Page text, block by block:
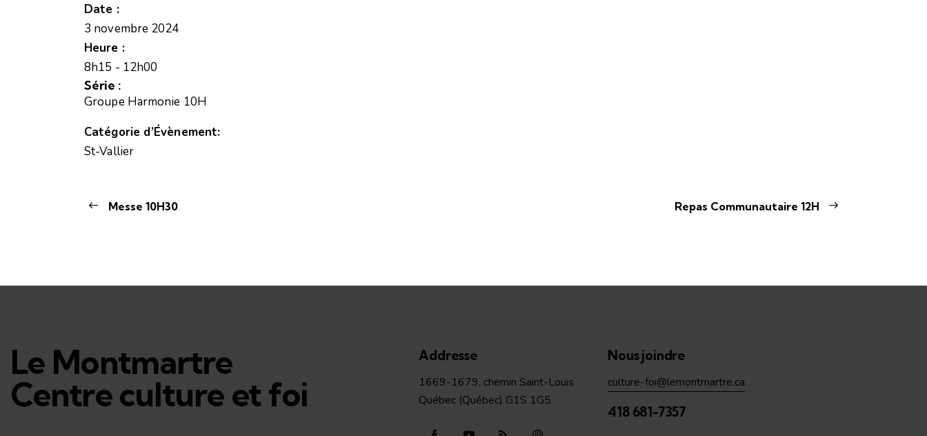
Date :
3 novembre 2024
Heure :
8h15 - 12h00
Série :
Groupe Harmonie 10H
Catégorie d’Évènement:
St-Vallier
Messe 10H30 Repas Communautaire 12H
Le Montmartre
Centre culture et foi
Addresse
1669-1679, chemin Saint-Louis
Québec (Québec) G1S 1G5
Nous joindre
culture-foi@lemontmartre.ca
418 681-7357